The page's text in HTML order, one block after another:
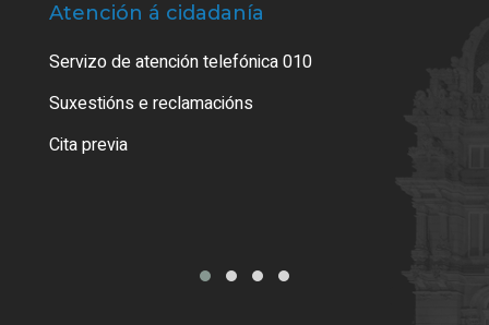
Atención á cidadanía
Servizo de atención telefónica 010
Suxestións e reclamacións
Cita previa